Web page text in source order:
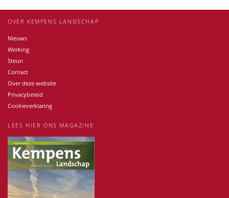
OVER KEMPENS LANDSCHAP
Nieuws
Werking
Steun
Contact
Over deze website
Privacybeleid
Cookieverklaring
LEES HIER ONS MAGAZINE